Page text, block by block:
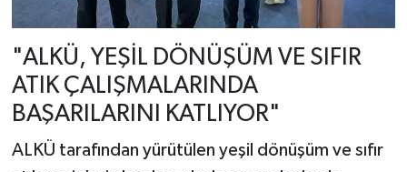
"ALKÜ, YEŞİL DÖNÜŞÜM VE SIFIR
ATIK ÇALIŞMALARINDA
BAŞARILARINI KATLIYOR"
ALKÜ tarafından yürütülen yeşil dönüşüm ve sıfır